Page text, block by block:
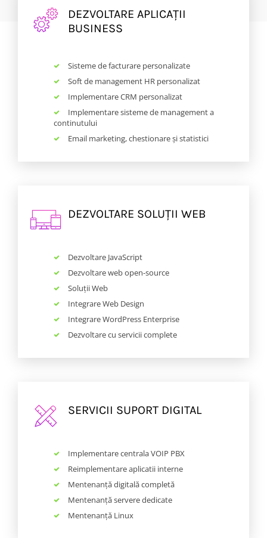
DEZVOLTARE APLICAȚII
BUSINESS
Sisteme de facturare personalizate
Soft de management HR personalizat
Implementare CRM personalizat
Implementare sisteme de management a
continutului
Email marketing, chestionare și statistici
DEZVOLTARE SOLUȚII WEB
Dezvoltare JavaScript
Dezvoltare web open-source
Soluții Web
Integrare Web Design
Integrare WordPress Enterprise
Dezvoltare cu servicii complete
SERVICII SUPORT DIGITAL
Implementare centrala VOIP PBX
Reimplementare aplicatii interne
Mentenanță digitală completă
Mentenanță servere dedicate
Mentenanță Linux